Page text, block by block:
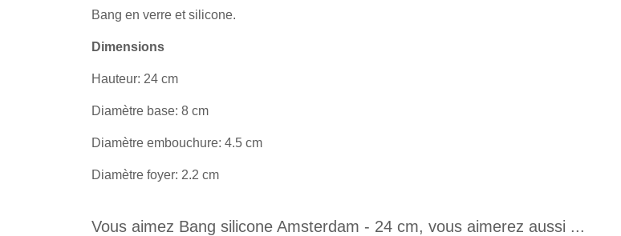
Bang en verre et silicone.
Dimensions
Hauteur: 24 cm
Diamètre base: 8 cm
Diamètre embouchure: 4.5 cm
Diamètre foyer: 2.2 cm
Vous aimez Bang silicone Amsterdam - 24 cm, vous aimerez aussi ...